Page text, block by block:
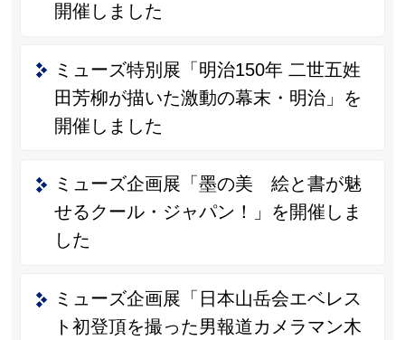
開催しました
ミューズ特別展「明治150年 二世五姓
田芳柳が描いた激動の幕末・明治」を
開催しました
ミューズ企画展「墨の美 絵と書が魅
せるクール・ジャパン！」を開催しま
した
ミューズ企画展「日本山岳会エベレス
ト初登頂を撮った男報道カメラマン木